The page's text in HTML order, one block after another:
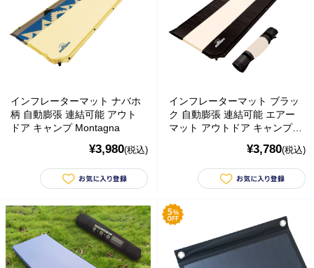
インフレーターマット ナバホ
柄 自動膨張 連結可能 アウト
ドア キャンプ Montagna
¥3,980(税込)
インフレーターマット ブラッ
ク 自動膨張 連結可能 エアー
マット アウトドア キャンプ
¥3,780(税込)
■**年末年始休業日のお知らせ**
誠に勝手ではございますが、2024
年12月31日～2025年1月5日まで休業させていただきます。年内出
荷は12月30日 13:00ご注文分まで、年始は1月6日より開始いたしま
便をおかけ致しますが、何卒ご了承くださいますようお願い申し上
げます。
**当店を騙る不審なメールにご注意ください**
発信元がヤマト運輸
の偽のEメールが届くというお問い合わせが多数寄せられていま
す。当店で注文をしていないのにこのようなメールが届くなど、身
に覚えのない場合は、メールを開いたり、メール内のリンクをタッ
プしたり絶対にしないようご注意ください。なお、ご不明の場合
は、弊社またはヤマト運輸に直接お問い合わせください。〔 2024
年10月31日(木)〕